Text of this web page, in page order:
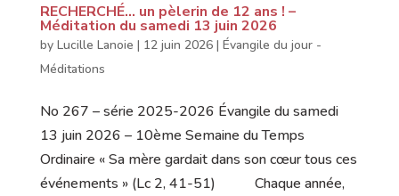
RECHERCHÉ… un pèlerin de 12 ans ! –
Méditation du samedi 13 juin 2026
by Lucille Lanoie | 12 juin 2026| Évangile du jour -
Méditations
No 267 – série 2025-2026 Évangile du samedi
13 juin 2026 – 10ème Semaine du Temps
Ordinaire « Sa mère gardait dans son cœur tous ces
événements » (Lc 2, 41-51) Chaque année,